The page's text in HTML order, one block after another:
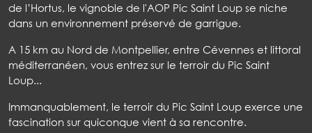
de l’Hortus, le vignoble de l'AOP Pic Saint Loup se niche
dans un environnement préservé de garrigue.
A 15 km au Nord de Montpellier, entre Cévennes et littoral
méditerranéen, vous entrez sur le terroir du Pic Saint
Loup...
Immanquablement, le terroir du Pic Saint Loup exerce une
fascination sur quiconque vient à sa rencontre.